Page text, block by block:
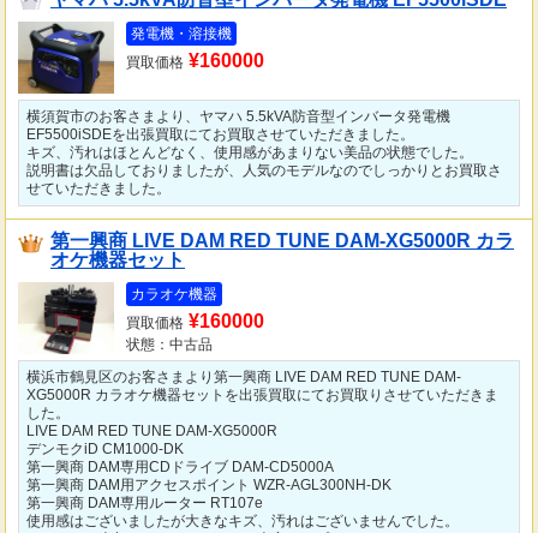
発電機・溶接機
買取価格 ¥160000
横須賀市のお客さまより、ヤマハ 5.5kVA防音型インバータ発電機
EF5500iSDEを出張買取にてお買取させていただきました。
キズ、汚れはほとんどなく、使用感があまりない美品の状態でした。
説明書は欠品しておりましたが、人気のモデルなのでしっかりとお買取さ
せていただきました。
第一興商 LIVE DAM RED TUNE DAM-XG5000R カラ
オケ機器セット
カラオケ機器
買取価格 ¥160000
状態：中古品
横浜市鶴見区のお客さまより第一興商 LIVE DAM RED TUNE DAM-
XG5000R カラオケ機器セットを出張買取にてお買取りさせていただきま
した。
LIVE DAM RED TUNE DAM-XG5000R
デンモクiD CM1000-DK
第一興商 DAM専用CDドライブ DAM-CD5000A
第一興商 DAM用アクセスポイント WZR-AGL300NH-DK
第一興商 DAM専用ルーター RT107e
使用感はございましたが大きなキズ、汚れはございませんでした。